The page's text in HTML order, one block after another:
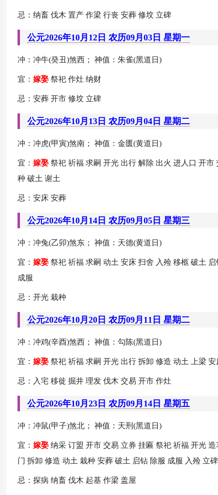
忌：纳畜 伐木 置产 作梁 行丧 安葬 修坟 立碑
公元2026年10月12日 农历09月03日 星期一
冲：冲牛(癸丑)煞西； 神值：朱雀(黑道日)
宜： 嫁娶 祭祀 作灶 纳财
忌：安葬 开市 修坟 立碑
公元2026年10月13日 农历09月04日 星期二
冲：冲虎(甲寅)煞南； 神值：金匮(黄道日)
宜： 嫁娶 祭祀 祈福 求嗣 开光 出行 解除 出火 进人口 开市
种 破土 谢土
忌：安床 安葬
公元2026年10月14日 农历09月05日 星期三
冲：冲兔(乙卯)煞东； 神值：天德(黄道日)
宜： 嫁娶 祭祀 祈福 求嗣 动土 安床 扫舍 入殓 移柩 破土
成服
忌：开光 栽种
公元2026年10月20日 农历09月11日 星期二
冲：冲鸡(辛酉)煞西； 神值：勾陈(黑道日)
宜： 嫁娶 祭祀 祈福 求嗣 开光 出行 拆卸 修造 动土 上梁
忌：入宅 移徙 掘井 理发 伐木 交易 开市 作灶
公元2026年10月23日 农历09月14日 星期五
冲：冲鼠(甲子)煞北； 神值：天刑(黑道日)
宜： 嫁娶 纳采 订盟 开市 交易 立券 挂匾 祭祀 祈福 开光
门 拆卸 修造 动土 栽种 安葬 破土 启钻 除服 成服 入殓 立碑
忌：探病 纳畜 伐木 起基 作梁 盖屋